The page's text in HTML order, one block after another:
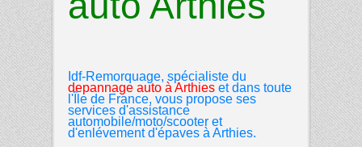
Idf-Remorquage, spécialiste du
depannage auto à Arthies et dans toute
l'Île de France, vous propose ses
services d'assistance
automobile/moto/scooter et
d'enlévement d'épaves à Arthies.